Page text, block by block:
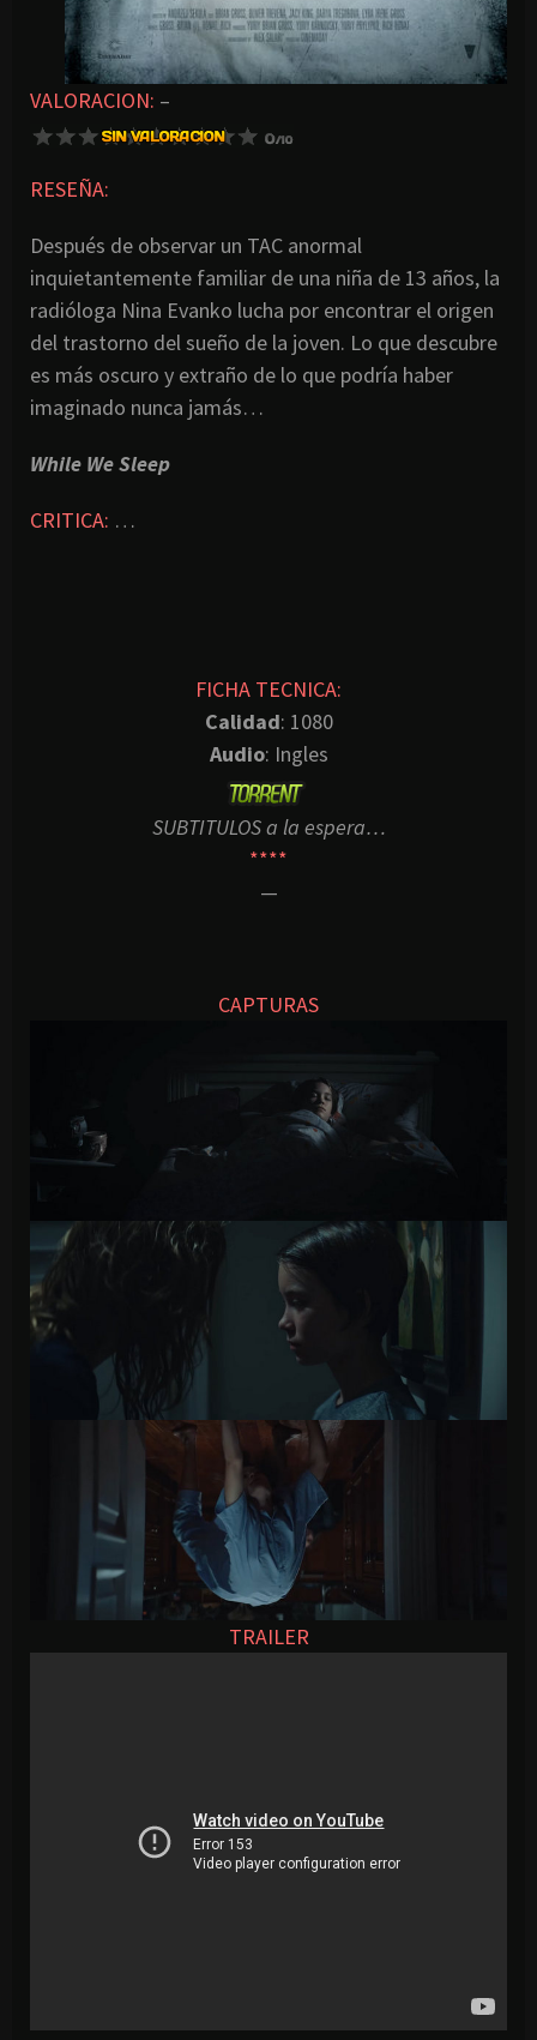
VALORACION: –
RESEÑA:
Después de observar un TAC anormal
inquietantemente familiar de una niña de 13 años, la
radióloga Nina Evanko lucha por encontrar el origen
del trastorno del sueño de la joven. Lo que descubre
es más oscuro y extraño de lo que podría haber
imaginado nunca jamás…
While We Sleep
CRITICA: …
FICHA TECNICA:
Calidad: 1080
Audio: Ingles
SUBTITULOS a la espera…
****
—
CAPTURAS
TRAILER